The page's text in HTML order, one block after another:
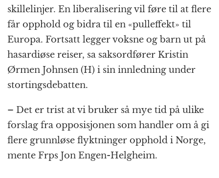
skillelinjer. En liberalisering vil føre til at flere
får opphold og bidra til en «pulleffekt» til
Europa. Fortsatt legger voksne og barn ut på
hasardiøse reiser, sa saksordfører Kristin
Ørmen Johnsen (H) i sin innledning under
stortingsdebatten.
– Det er trist at vi bruker så mye tid på ulike
forslag fra opposisjonen som handler om å gi
flere grunnløse flyktninger opphold i Norge,
mente Frps Jon Engen-Helgheim.